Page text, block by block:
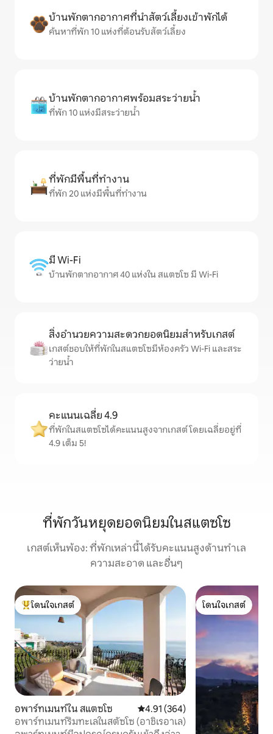
บ้านพักตากอากาศที่นำสัตว์เลี้ยงเข้าพักได้
ค้นหาที่พัก 10 แห่งที่ต้อนรับสัตว์เลี้ยง
บ้านพักตากอากาศพร้อมสระว่ายน้ำ
ที่พัก 10 แห่งมีสระว่ายน้ำ
ที่พักมีพื้นที่ทำงาน
ที่พัก 20 แห่งมีพื้นที่ทำงาน
มี Wi-Fi
บ้านพักตากอากาศ 40 แห่งใน สแตซโซ มี Wi-Fi
สิ่งอำนวยความสะดวกยอดนิยมสำหรับเกสต์
เกสต์ชอบให้ที่พักในสแตซโซมีห้องครัว Wi-Fi และสระ
ว่ายน้ำ
คะแนนเฉลี่ย 4.9
ที่พักในสแตซโซได้คะแนนสูงจากเกสต์ โดยเฉลี่ยอยู่ที่
4.9 เต็ม 5!
ที่พักวันหยุดยอดนิยมในสแตซโซ
เกสต์เห็นพ้อง: ที่พักเหล่านี้ได้รับคะแนนสูงด้านทำเล
ความสะอาด และอื่นๆ
โดนใจเกสต์ที่สุด
โดนใจเกสต์
อพาร์ทเมนท์ใน สแตซโซ คะแนนเฉลี่ย 4.91 จาก 5, 364 รีวิว
4.91 (364)
อพาร์ทเมนท์ริมทะเลในสตัซโซ (อาชิเรอาเล)
โดนใจเกสต์
โดนใจเกสต์